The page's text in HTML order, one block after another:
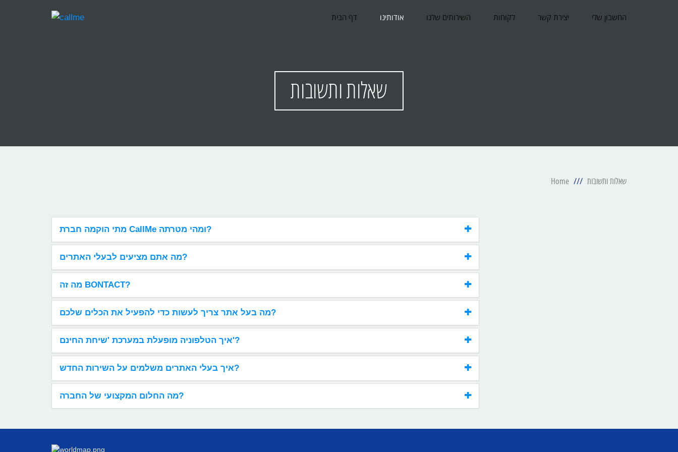
דף הבית אודותינו השירותים שלנו לקוחות יצירת קשר החשבון שלי
שאלות ותשובות
Home שאלות ותשובות
מתי הוקמה חברת CallMe ומהי מטרתה?
מה אתם מציעים לבעלי האתרים?
מה זה BONTACT?
מה בעל אתר צריך לעשות כדי להפעיל את הכלים שלכם?
איך הטלפוניה מופעלת במערכת 'שיחת החינם'?
איך בעלי האתרים משלמים על השירות החדש?
מה החלום המקצועי של החברה?